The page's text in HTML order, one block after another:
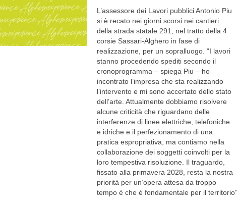
L’assessore dei Lavori pubblici Antonio Piu
si è recato nei giorni scorsi nei cantieri
della strada statale 291, nel tratto della 4
corsie Sassari-Alghero in fase di
realizzazione, per un sopralluogo. “I lavori
stanno procedendo spediti secondo il
cronoprogramma – spiega Piu – ho
incontrato l’impresa che sta realizzando
l’intervento e mi sono accertato dello stato
dell’arte. Attualmente dobbiamo risolvere
alcune criticità che riguardano delle
interferenze di linee elettriche, telefoniche
e idriche e il perfezionamento di una
pratica espropriativa, ma contiamo nella
collaborazione dei soggetti coinvolti per la
loro tempestiva risoluzione. Il traguardo,
fissato alla primavera 2028, resta la nostra
priorità per un’opera attesa da troppo
tempo è che è fondamentale per il territorio”.